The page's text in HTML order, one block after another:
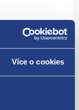
Více o cookies